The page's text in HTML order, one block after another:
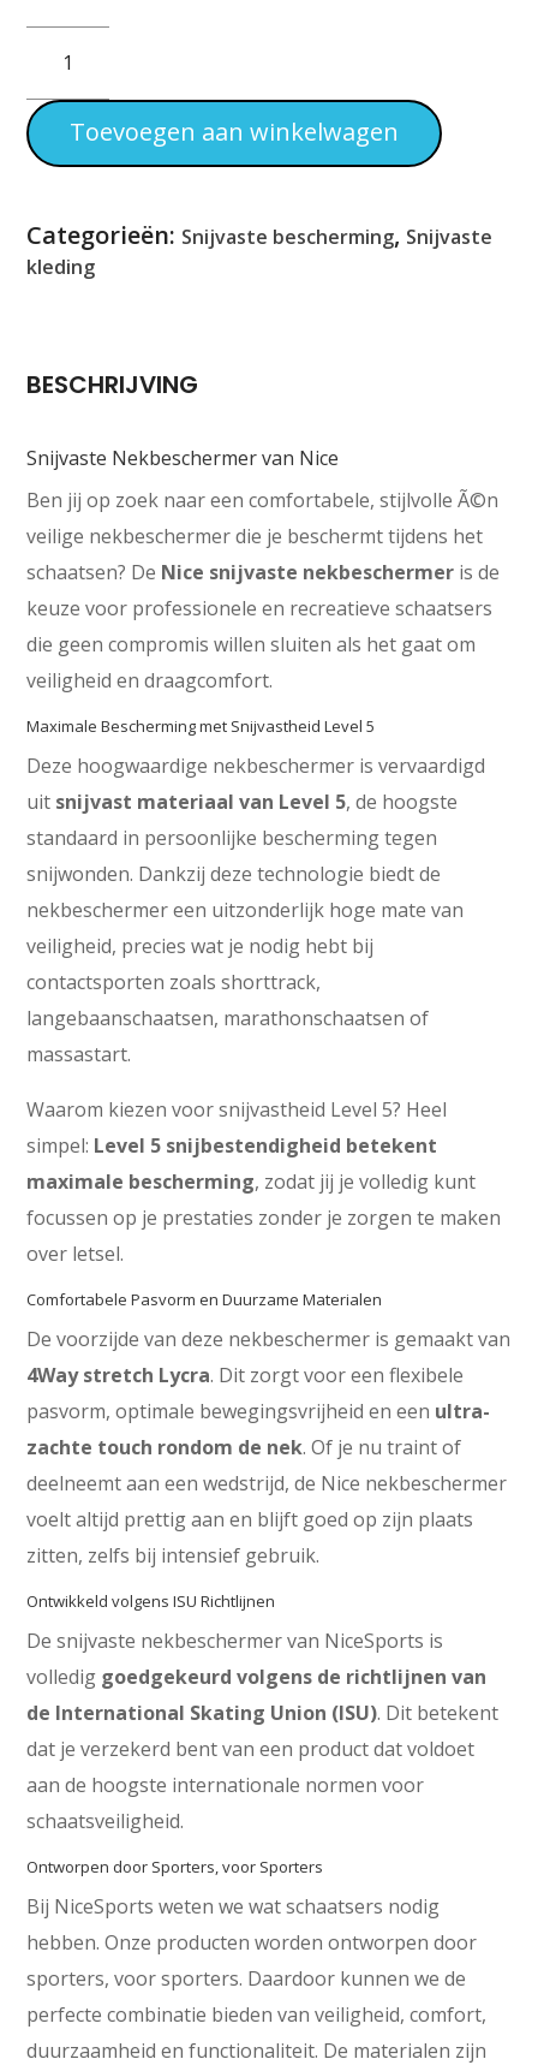
Snijvaste
Nek
Beschermer
Aantal
Toevoegen aan winkelwagen
Categorieën: Snijvaste bescherming, Snijvaste
kleding
BESCHRIJVING
Snijvaste Nekbeschermer van Nice
Ben jij op zoek naar een comfortabele, stijlvolle Ã©n
veilige nekbeschermer die je beschermt tijdens het
schaatsen? De Nice snijvaste nekbeschermer is de
keuze voor professionele en recreatieve schaatsers
die geen compromis willen sluiten als het gaat om
veiligheid en draagcomfort.
Maximale Bescherming met Snijvastheid Level 5
Deze hoogwaardige nekbeschermer is vervaardigd
uit snijvast materiaal van Level 5, de hoogste
standaard in persoonlijke bescherming tegen
snijwonden. Dankzij deze technologie biedt de
nekbeschermer een uitzonderlijk hoge mate van
veiligheid, precies wat je nodig hebt bij
contactsporten zoals shorttrack,
langebaanschaatsen, marathonschaatsen of
massastart.
Waarom kiezen voor snijvastheid Level 5? Heel
simpel: Level 5 snijbestendigheid betekent
maximale bescherming, zodat jij je volledig kunt
focussen op je prestaties zonder je zorgen te maken
over letsel.
Comfortabele Pasvorm en Duurzame Materialen
De voorzijde van deze nekbeschermer is gemaakt van
4Way stretch Lycra. Dit zorgt voor een flexibele
pasvorm, optimale bewegingsvrijheid en een ultra-
zachte touch rondom de nek. Of je nu traint of
deelneemt aan een wedstrijd, de Nice nekbeschermer
voelt altijd prettig aan en blijft goed op zijn plaats
zitten, zelfs bij intensief gebruik.
Ontwikkeld volgens ISU Richtlijnen
De snijvaste nekbeschermer van NiceSports is
volledig goedgekeurd volgens de richtlijnen van
de International Skating Union (ISU). Dit betekent
dat je verzekerd bent van een product dat voldoet
aan de hoogste internationale normen voor
schaatsveiligheid.
Ontworpen door Sporters, voor Sporters
Bij NiceSports weten we wat schaatsers nodig
hebben. Onze producten worden ontworpen door
sporters, voor sporters. Daardoor kunnen we de
perfecte combinatie bieden van veiligheid, comfort,
duurzaamheid en functionaliteit. De materialen zijn